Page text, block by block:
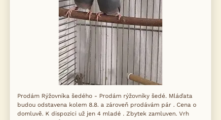
Prodám Rýžovníka šedého - Prodám rýžovníky šedé. Mláďata
budou odstavena kolem 8.8. a zároveň prodávám pár . Cena o
domluvě. K dispozici už jen 4 mladé . Zbytek zamluven. Vrh